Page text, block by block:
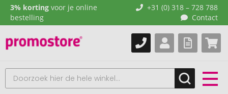
3% korting voor je online
bestelling
+31 (0) 318 – 728 788
Contact